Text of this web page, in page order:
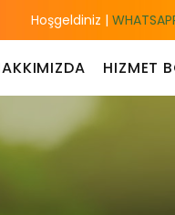
Hoşgeldiniz |
HIZMET